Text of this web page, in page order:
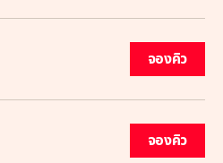
จองคิว
จองคิว